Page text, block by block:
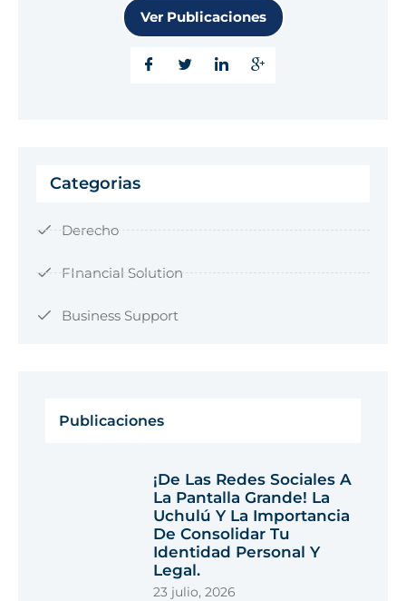
Ver Publicaciones
Categorias
Derecho
FInancial Solution
Business Support
Publicaciones
¡De Las Redes Sociales A
La Pantalla Grande! La
Uchulú Y La Importancia
De Consolidar Tu
Identidad Personal Y
Legal.
23 julio, 2026